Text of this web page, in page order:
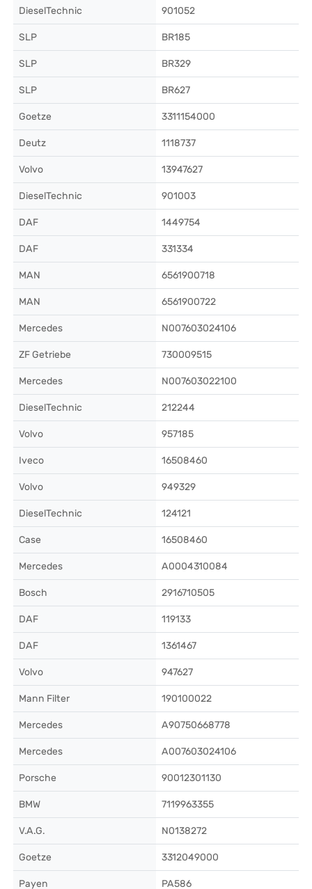
DieselTechnic 901052
SLP BR185
SLP BR329
SLP BR627
Goetze 3311154000
Deutz 1118737
Volvo 13947627
DieselTechnic 901003
DAF 1449754
DAF 331334
MAN 6561900718
MAN 6561900722
Mercedes N007603024106
ZF Getriebe 730009515
Mercedes N007603022100
DieselTechnic 212244
Volvo 957185
Iveco 16508460
Volvo 949329
DieselTechnic 124121
Case 16508460
Mercedes A0004310084
Bosch 2916710505
DAF 119133
DAF 1361467
Volvo 947627
Mann Filter 190100022
Mercedes A90750668778
Mercedes A007603024106
Porsche 90012301130
BMW 7119963355
V.A.G. N0138272
Goetze 3312049000
Payen PA586